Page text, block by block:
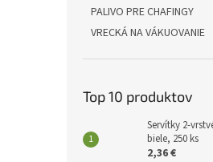
PALIVO PRE CHAFINGY
VRECKÁ NA VÁKUOVANIE
Top 10 produktov
Servítky 2-
biele, 250 ks
2,36 €